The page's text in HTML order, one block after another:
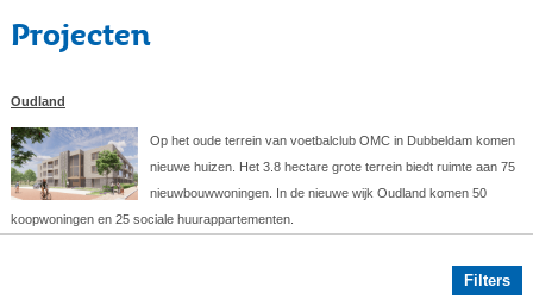
Projecten
Oudland
Op het oude terrein van voetbalclub OMC in Dubbeldam komen
nieuwe huizen. Het 3.8 hectare grote terrein biedt ruimte aan 75
nieuwbouwwoningen. In de nieuwe wijk Oudland komen 50
koopwoningen en 25 sociale huurappartementen.
Filters